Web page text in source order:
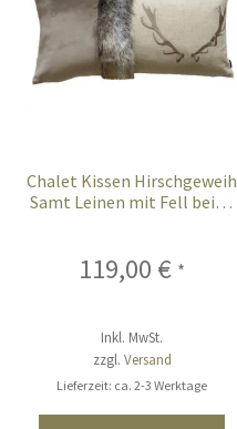
Chalet Kissen Hirschgeweih
Samt Leinen mit Fell beige
119,00 € *
Inkl. MwSt.
zzgl. Versand
Lieferzeit: ca. 2-3 Werktage